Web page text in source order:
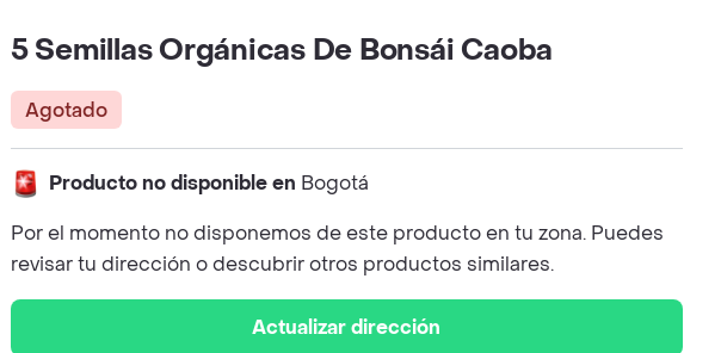
5 Semillas Orgánicas De Bonsái Caoba
Agotado
Producto no disponible en Bogotá
Por el momento no disponemos de este producto en tu zona. Puedes
revisar tu dirección o descubrir otros productos similares.
Actualizar dirección